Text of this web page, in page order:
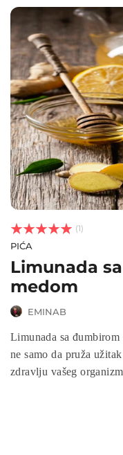


 (1)
PIĆA
Limunada
medom
EMINAB
Limunada sa
ne samo da pruža
zdravlju vašeg